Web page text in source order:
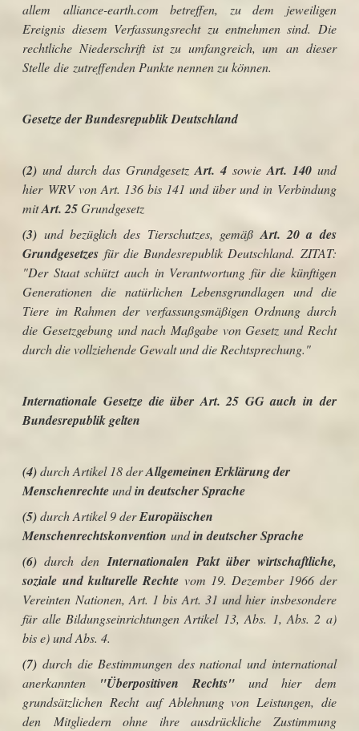
allem alliance-earth.com betreffen, zu dem jeweiligen
Ereignis diesem Verfassungsrecht zu entnehmen sind. Die
rechtliche Niederschrift ist zu umfangreich, um an dieser
Stelle die zutreffenden Punkte nennen zu können.
Gesetze der Bundesrepublik Deutschland
(2) und durch das Grundgesetz Art. 4sowie Art. 140und
hier WRV von Art. 136 bis 141und über und in Verbindung
mitArt. 25Grundgesetz
(3) und bezüglich des Tierschutzes, gemäß Art. 20 a des
Grundgesetzes für die Bundesrepublik Deutschland. ZITAT:
"Der Staat schützt auch in Verantwortung für die künftigen
Generationen die natürlichen Lebensgrundlagen und die
Tiere im Rahmen der verfassungsmäßigen Ordnung durch
die Gesetzgebung und nach Maßgabe von Gesetz und Recht
durch die vollziehende Gewalt und die Rechtsprechung."
Internationale Gesetze die überArt. 25 GG auch in der
Bundesrepublik gelten
(4)durch Artikel 18 derAllgemeinen Erklärung der
Menschenrechte undin deutscher Sprache
(5)durch Artikel 9 derEuropäischen
Menschenrechtskonvention undin deutscher Sprache
(6) durch denInternationalen Pakt über wirtschaftliche,
soziale und kulturelle Rechte vom 19. Dezember 1966 der
Vereinten Nationen, Art. 1 bis Art. 31 und hier insbesondere
für alle Bildungseinrichtungen Artikel 13, Abs. 1, Abs. 2 a)
bis e) und Abs. 4.
(7) durch die Bestimmungen des national und international
anerkannten "Überpositiven Rechts" und hier dem
grundsätzlichen Recht auf Ablehnung von Leistungen, die
den Mitgliedern ohne ihre ausdrückliche Zustimmung